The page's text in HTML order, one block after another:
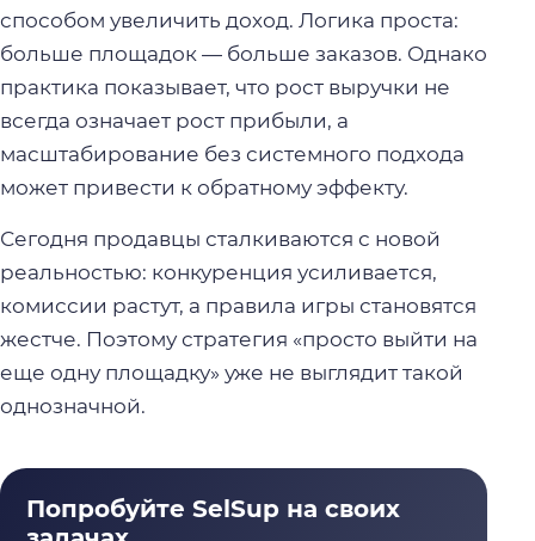
способом увеличить доход. Логика проста:
больше площадок — больше заказов. Однако
практика показывает, что рост выручки не
всегда означает рост прибыли, а
масштабирование без системного подхода
может привести к обратному эффекту.
Сегодня продавцы сталкиваются с новой
реальностью: конкуренция усиливается,
комиссии растут, а правила игры становятся
жестче. Поэтому стратегия «просто выйти на
еще одну площадку» уже не выглядит такой
однозначной.